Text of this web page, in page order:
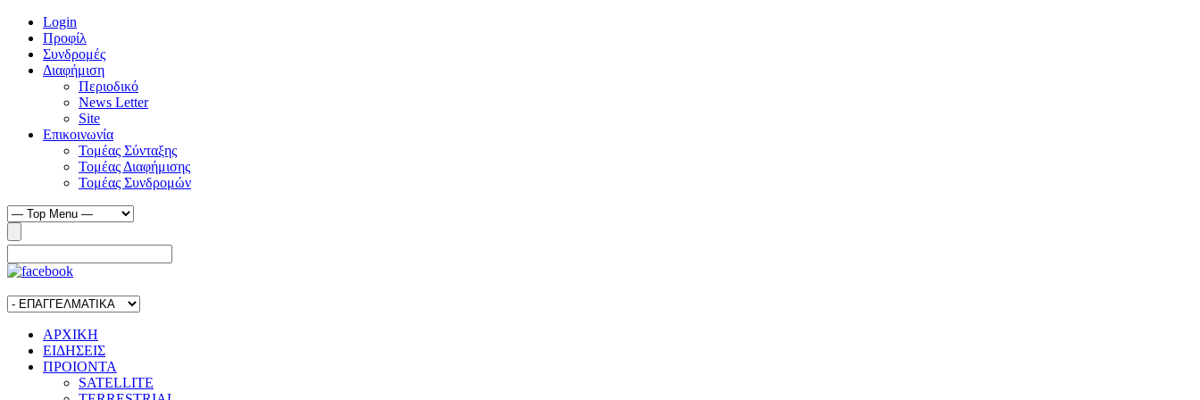
Login
Προφίλ
Συνδρομές
Διαφήμιση
Περιοδικό
News Letter
Site
Επικοινωνία
Τομέας Σύνταξης
Τομέας Διαφήμισης
Τομέας Συνδρομών
ΑΡΧΙΚΗ
ΕΙΔΗΣΕΙΣ
ΠΡΟΙΟΝΤΑ
SATELLITE